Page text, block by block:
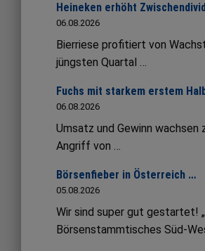
Heineken erhöht
06.08.2026
Bierriese profitiert von
jüngsten Quartal …
Fuchs mit starkem erstem
06.08.2026
Umsatz und Gewinn
Angriff von …
Börsenfieber in Österreich …
05.08.2026
Wir sind super gut gestartet!
Börsenstammtisches Süd-